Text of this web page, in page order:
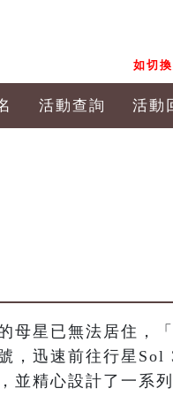
如切
活動查詢 活動
母星已無法居住，
，迅速前往行星Sol
並精心設計了一系